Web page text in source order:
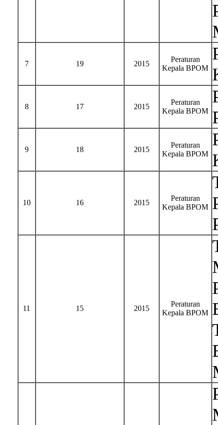
7 19 2015
Peraturan
Kepala BPOM
8 17 2015
Peraturan
Kepala BPOM
9 18 2015
Peraturan
Kepala BPOM
10 16 2015
Peraturan
Kepala BPOM
11 15 2015
Peraturan
Kepala BPOM